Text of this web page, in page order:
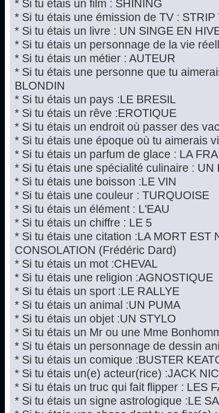
* Si tu étais un film : SHINING
* Si tu étais une émission de TV : STRIP
* Si tu étais un livre : UN SINGE EN
* Si tu étais un personnage de la vie
* Si tu étais un métier : AUTEUR
* Si tu étais une personne que tu
BLONDIN
* Si tu étais un pays :LE BRESIL
* Si tu étais un rêve :EROTIQUE
* Si tu étais un endroit où passer des
* Si tu étais une époque où tu aimerais
* Si tu étais un parfum de glace : LA
* Si tu étais une spécialité culinaire : UN
* Si tu étais une boisson :LE VIN
* Si tu étais une couleur : TURQUOISE
* Si tu étais un élément : L'EAU
* Si tu étais un chiffre : LE 5
* Si tu étais une citation :LA MORT EST
CONSOLATION (Frédéric Dard)
* Si tu étais un mot :CHEVAL
* Si tu étais une religion :AGNOSTIQUE
* Si tu étais un sport :LE RALLYE
* Si tu étais un animal :UN PUMA
* Si tu étais un objet :UN STYLO
* Si tu étais un Mr ou une Mme
* Si tu étais un personnage de dessin
* Si tu étais un comique :BUSTER
* Si tu étais un(e) acteur(rice) :JACK
* Si tu étais un truc qui fait flipper : LES
* Si tu étais un signe astrologique :LE